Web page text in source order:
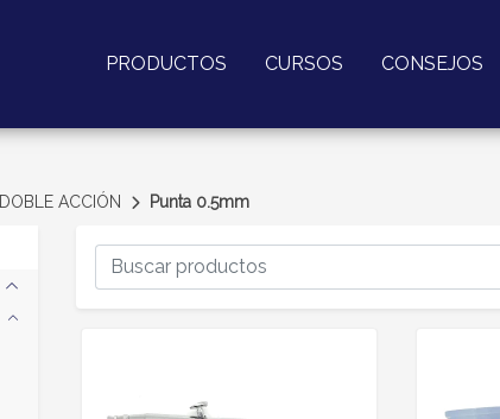
PRODUCTOS CURSOS CONSEJOS
DOBLE ACCIÓN Punta 0.5mm